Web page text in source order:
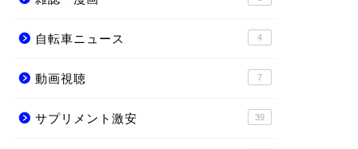
自転車ニュース 4
動画視聴 7
サプリメント激安 39